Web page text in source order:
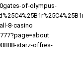
of-olympus-
8-casino
starz-offres-